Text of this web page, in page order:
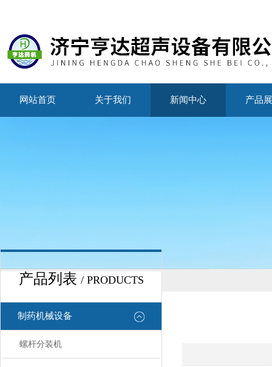
网站首页 关于我们 新闻中心 产品
产品列表 / PRODUCTS
制药机械设备
螺杆分装机